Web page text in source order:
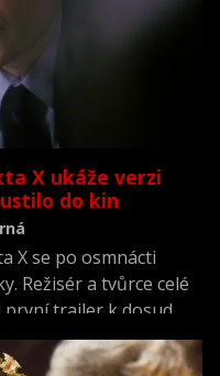
X ukáže verzi
do kin
X se po osmnácti
Režisér a tvůrce celé
trailer k dosud
X: Chci uvěřit.